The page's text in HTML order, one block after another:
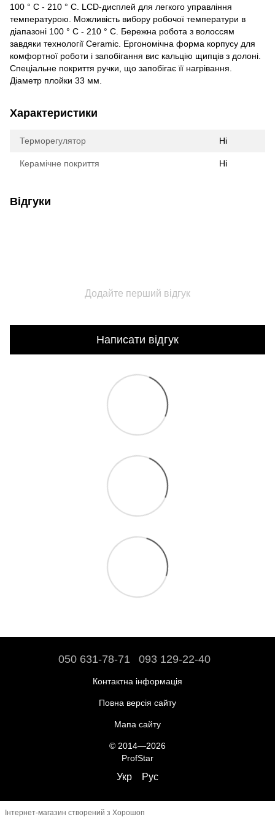
100 ° C - 210 ° C. LCD-дисплей для легкого управління
температурою. Можливість вибору робочої температури в
діапазоні 100 ° C - 210 ° C. Бережна робота з волоссям
завдяки технології Ceramic. Ергономічна форма корпусу для
комфортної роботи і запобігання вис кальцію щипців з долоні.
Спеціальне покриття ручки, що запобігає її нагрівання.
Діаметр плойки 33 мм.
Характеристики
Терморегулятор Ні
Керамічне покриття Ні
Відгуки
Додайте перший відгук
Написати відгук
050 631-78-71 093 129-22-40
Контактна інформація
Повна версія сайту
Мапа сайту
© 2014—2026
ProfStar
Укр Рус
Інтернет-магазин створений з Хорошоп